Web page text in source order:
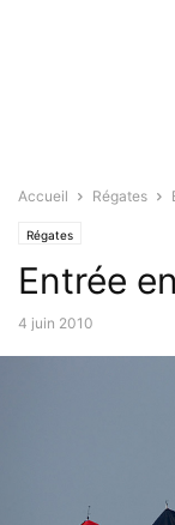
Accueil Régates
Régates
Entrée
4 juin 2010